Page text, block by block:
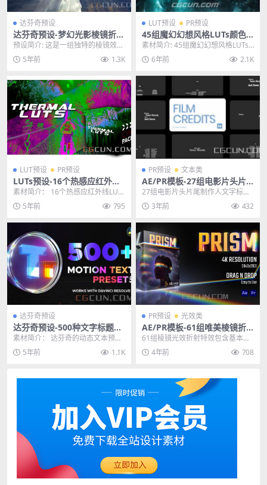
达芬奇预设
达芬奇预设-梦幻光影棱镜折射
幻影真实视觉效果 Prismatic
Effects
预设简介: 这是一组独特的棱镜效
果，可带来明亮的光感。它为您的
镜头提供独特逼真的...
5年前 1.3K
LUT预设 PR预设
45组魔幻幻想风格LUTs颜色
滤镜调色预设 Fantasy LUTs
PACK
素材简介: 45组魔幻幻想风格LUTs
颜色滤镜调色预设 Fantasy LUTs...
6年前 2.1K
LUT预设 PR预设
LUTs预设-16个热感应红外线L
UTs调色预设 Thermal LUTs
素材简介： 16个热感应红外线LUTs
调色预设。使用 Thermal LUT 包...
5年前 795
PR预设 文本类
AE/PR模板-27组电影片头片
尾制作人文字标题动画模板
27组电影片头片尾制作人文字标题
动画AE/PR模板 其他推荐: AE模板-
扁平化...
3年前 432
达芬奇预设
达芬奇预设-500种文字标题弹
跳拉伸缩放旋转缓入缓出动画
预设
素材简介： 达芬奇的动态文本预
设，包含500多个现成的文字动
作，可帮助您制作专业...
5年前 1.1K
PR预设 光效类
AE/PR模板-61组唯美棱镜折
射光晕梦幻光效视频特效模板
预设
61组棱镜光效折射特效包含基本棱
镜、破碎的棱镜、万花筒棱镜、碎
片棱镜、特殊棱镜等...
4年前 708